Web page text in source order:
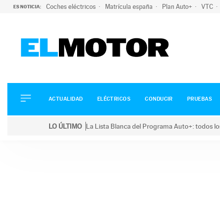
ES NOTICIA: Coches eléctricos Matrícula españa Plan Auto+ VTC
ELÉCTRICOS
CONDUCIR
ACTUALIDAD ELÉCTRICOS CONDUCIR PRUEBAS
LO ÚLTIMO La Lista Blanca del Programa Auto+: todos